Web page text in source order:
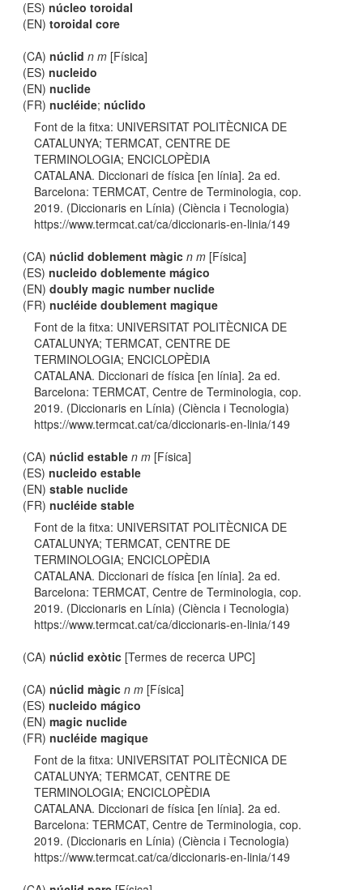
(ES)núcleo toroidal
(EN)toroidal core
(CA)núclid n m [Física]
(ES)nucleido
(EN)nuclide
(FR)nucléide;núclido
Font de la fitxa: UNIVERSITAT POLITÈCNICA DE
CATALUNYA; TERMCAT, CENTRE DE
TERMINOLOGIA; ENCICLOPÈDIA
CATALANA. Diccionari de física [en línia]. 2a ed.
Barcelona: TERMCAT, Centre de Terminologia, cop.
2019. (Diccionaris en Línia) (Ciència i Tecnologia)
https://www.termcat.cat/ca/diccionaris-en-linia/149
(CA)núclid doblement màgic n m [Física]
(ES)nucleido doblemente mágico
(EN)doubly magic number nuclide
(FR)nucléide doublement magique
Font de la fitxa: UNIVERSITAT POLITÈCNICA DE
CATALUNYA; TERMCAT, CENTRE DE
TERMINOLOGIA; ENCICLOPÈDIA
CATALANA. Diccionari de física [en línia]. 2a ed.
Barcelona: TERMCAT, Centre de Terminologia, cop.
2019. (Diccionaris en Línia) (Ciència i Tecnologia)
https://www.termcat.cat/ca/diccionaris-en-linia/149
(CA)núclid estable n m [Física]
(ES)nucleido estable
(EN)stable nuclide
(FR)nucléide stable
Font de la fitxa: UNIVERSITAT POLITÈCNICA DE
CATALUNYA; TERMCAT, CENTRE DE
TERMINOLOGIA; ENCICLOPÈDIA
CATALANA. Diccionari de física [en línia]. 2a ed.
Barcelona: TERMCAT, Centre de Terminologia, cop.
2019. (Diccionaris en Línia) (Ciència i Tecnologia)
https://www.termcat.cat/ca/diccionaris-en-linia/149
(CA)núclid exòtic [Termes de recerca UPC]
(CA)núclid màgic n m [Física]
(ES)nucleido mágico
(EN)magic nuclide
(FR)nucléide magique
Font de la fitxa: UNIVERSITAT POLITÈCNICA DE
CATALUNYA; TERMCAT, CENTRE DE
TERMINOLOGIA; ENCICLOPÈDIA
CATALANA. Diccionari de física [en línia]. 2a ed.
Barcelona: TERMCAT, Centre de Terminologia, cop.
2019. (Diccionaris en Línia) (Ciència i Tecnologia)
https://www.termcat.cat/ca/diccionaris-en-linia/149